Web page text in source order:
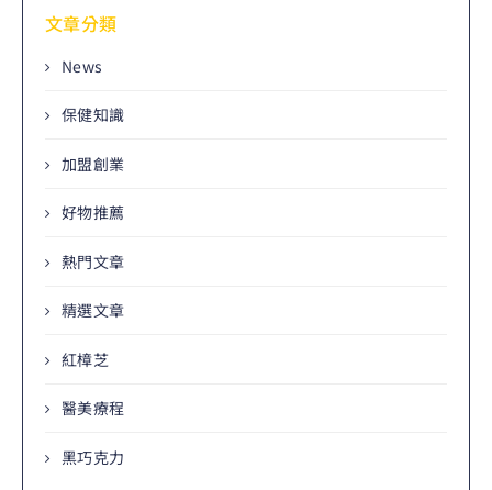
文章分類
News
保健知識
加盟創業
好物推薦
熱門文章
精選文章
紅樟芝
醫美療程
黑巧克力